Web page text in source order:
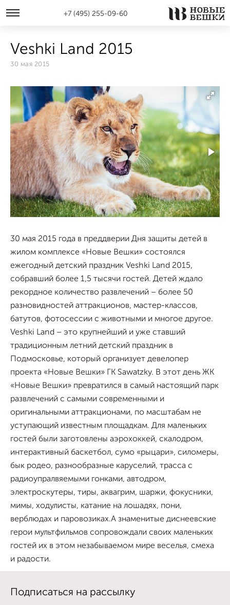
+7 (495) 255-09-60
Veshki Land 2015
30 мая 2015
30 мая 2015 года в преддверии Дня защиты детей в
жилом комплексе «Новые Вешки» состоялся
ежегодный детский праздник Veshki Land 2015,
собравший более 1,5 тысячи гостей. Детей ждало
рекордное количество развлечений – более 50
разновидностей аттракционов, мастер-классов,
батутов, фотосессии с животными и многое другое.
Veshki Land – это крупнейший и уже ставший
традиционным летний детский праздник в
Подмосковье, который организует девелопер
проекта «Новые Вешки» ГК Sawatzky. В этот день ЖК
«Новые Вешки» превратился в самый настоящий парк
развлечений с самыми современными и
оригинальными аттракционами, по масштабам не
уступающий известным площадкам. Для маленьких
гостей были заготовлены аэрохоккей, скалодром,
интерактивный баскетбол, сумо «рыцари», силомеры,
бык родео, разнообразные каруселий, трасса с
радиоупралвяемыми гонками, автодром,
электроскутеры, тиры, аквагрим, шаржи, фокусники,
мимы, ходулисты, катание на лошадях, пони,
верблюдах и паровозиках.А знаменитые диснеевские
герои мультфильмов сопровождали своих маленьких
гостей их в этом незабываемом мире веселья, смеха
и радости.
Подписаться на рассылку